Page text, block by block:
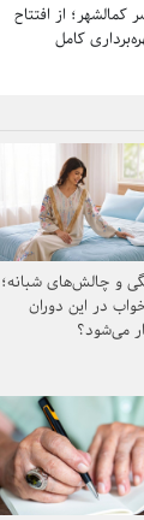
ولیعصر کمالشهر؛ از افتتاح
کامل
و چالش‌های شبانه؛
در این دوران
می‌شود؟